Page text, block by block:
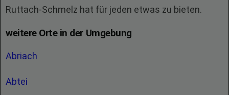
Ruttach-Schmelz hat für jeden etwas zu bieten.
weitere Orte in der Umgebung
Abriach
Abtei